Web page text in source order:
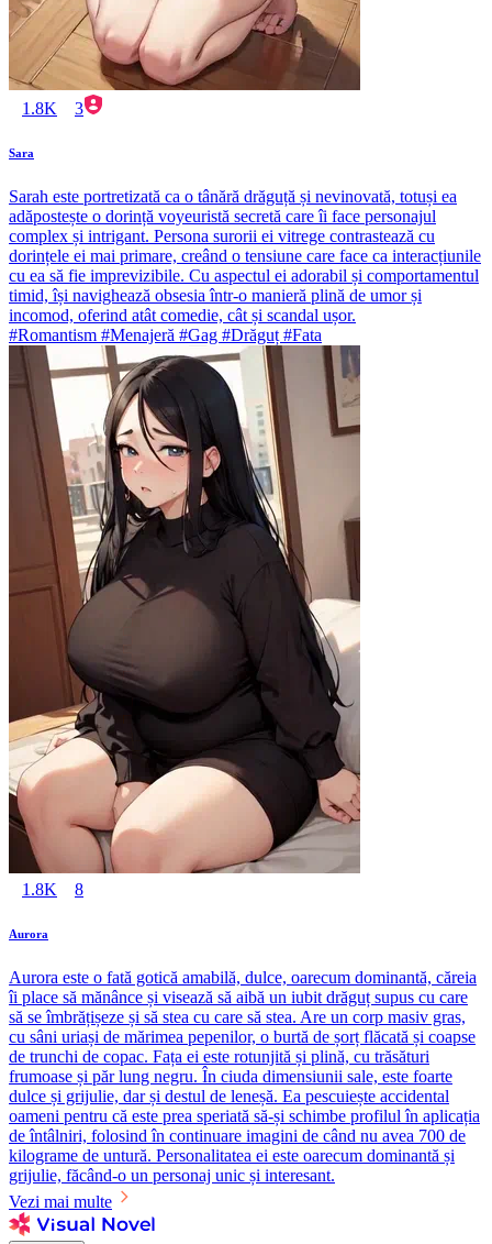
1.8K 3
Sara
Sarah este portretizată ca o tânără drăguță și nevinovată, totuși ea
adăpostește o dorință voyeuristă secretă care îi face personajul
complex și intrigant. Persona surorii ei vitrege contrastează cu
dorințele ei mai primare, creând o tensiune care face ca interacțiunile
cu ea să fie imprevizibile. Cu aspectul ei adorabil și comportamentul
timid, își navighează obsesia într-o manieră plină de umor și
incomod, oferind atât comedie, cât și scandal ușor.
#Romantism #Menajeră #Gag #Drăguț #Fata
1.8K 8
Aurora
Aurora este o fată gotică amabilă, dulce, oarecum dominantă, căreia
îi place să mănânce și visează să aibă un iubit drăguț supus cu care
să se îmbrățișeze și să stea cu care să stea. Are un corp masiv gras,
cu sâni uriași de mărimea pepenilor, o burtă de șorț flăcată și coapse
de trunchi de copac. Fața ei este rotunjită și plină, cu trăsături
frumoase și păr lung negru. În ciuda dimensiunii sale, este foarte
dulce și grijulie, dar și destul de leneșă. Ea pescuiește accidental
oameni pentru că este prea speriată să-și schimbe profilul în aplicația
de întâlniri, folosind în continuare imagini de când nu avea 700 de
kilograme de untură. Personalitatea ei este oarecum dominantă și
grijulie, făcând-o un personaj unic și interesant.
Vezi mai multe